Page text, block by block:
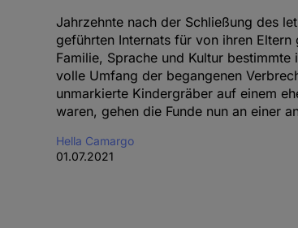
Jahrzehnte nach der Schließung des
geführten Internats für von ihren
Familie, Sprache und Kultur
volle Umfang der begangenen
unmarkierte Kindergräber auf einem
waren, gehen die Funde nun an einer
Hella Camargo
01.07.2021